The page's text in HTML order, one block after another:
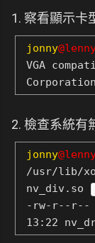
1. 察看顯示卡
jonny
VGA
2. 檢查系統有
jonny
/usr/lib/
nv_div.so
-rw-r--r--
13:22